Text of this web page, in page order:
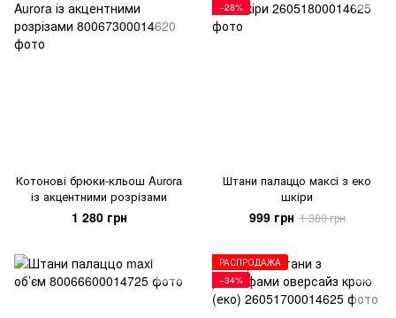
Котонові брюки-кльош Aurora
із акцентними розрізами
1 280 грн
−28%
Штани палаццо максі з еко
шкіри
999 грн 1 380 грн
РАСПРОДАЖА
−34%